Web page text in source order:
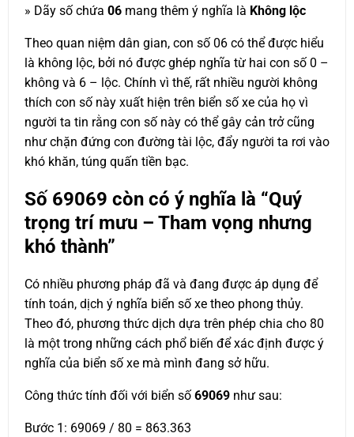
» Dãy số chứa 06 mang thêm ý nghĩa là Không lộc
Theo quan niệm dân gian, con số 06 có thể được hiểu
là không lộc, bởi nó được ghép nghĩa từ hai con số 0 –
không và 6 – lộc. Chính vì thế, rất nhiều người không
thích con số này xuất hiện trên biển số xe của họ vì
người ta tin rằng con số này có thể gây cản trở cũng
như chặn đứng con đường tài lộc, đẩy người ta rơi vào
khó khăn, túng quấn tiền bạc.
Số 69069 còn có ý nghĩa là “Quý
trọng trí mưu – Tham vọng nhưng
khó thành”
Có nhiều phương pháp đã và đang được áp dụng để
tính toán, dịch ý nghĩa biển số xe theo phong thủy.
Theo đó, phương thức dịch dựa trên phép chia cho 80
là một trong những cách phổ biến để xác định được ý
nghĩa của biển số xe mà mình đang sở hữu.
Công thức tính đối với biển số69069 như sau:
Bước 1: 69069 / 80 = 863.363